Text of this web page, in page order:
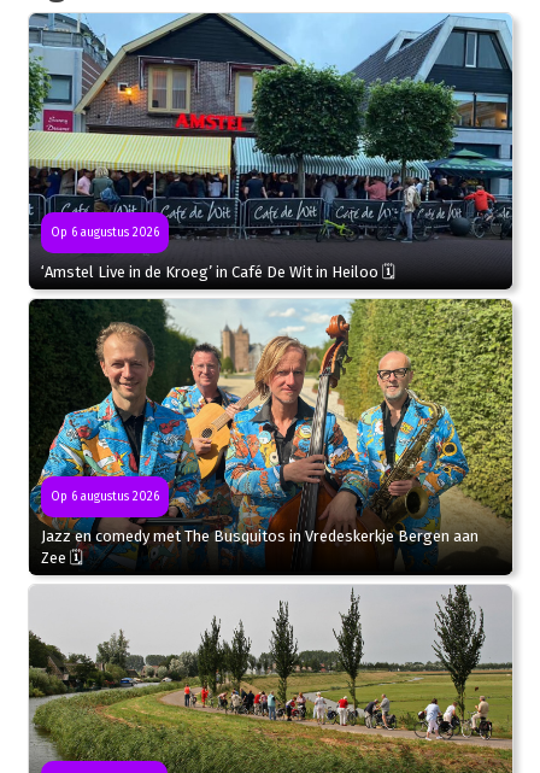
Op 6 augustus 2026
‘Amstel Live in de Kroeg’ in Café De Wit in Heiloo 🗓
Op 6 augustus 2026
Jazz en comedy met The Busquitos in Vredeskerkje Bergen aan
Zee 🗓